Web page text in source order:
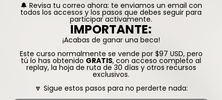
🔔 Revisa tu correo ahora: te enviamos un email con
todos los accesos y los pasos que debes seguir para
participar activamente.
IMPORTANTE:
¡Acabas de ganar una beca!
Este curso normalmente se vende por $97 USD, pero
tú lo has obtenido GRATIS, con acceso completo al
replay, la hoja de ruta de 30 días y otros recursos
exclusivos.
🔽 Sigue estos pasos para no perderte nada: